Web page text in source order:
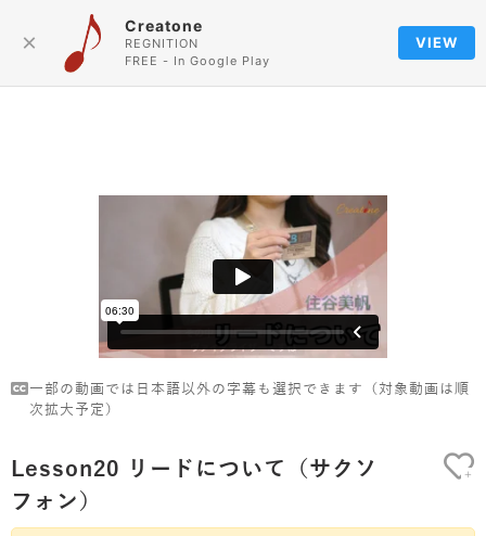
×
Creatone
REGNITION
FREE - In Google Play
VIEW
Lesson20 リードについて（サクソ
フォン）
+
一部の動画では日本語以外の字幕も選択できます（対象動画は順
次拡大予定）